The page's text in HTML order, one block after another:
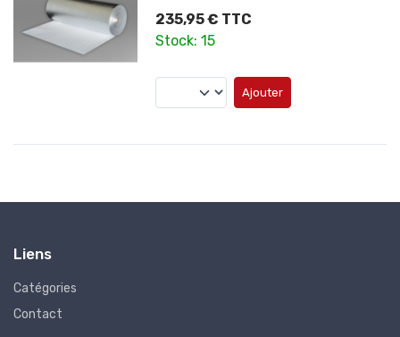
235,95 € TTC
Stock: 15
Ajouter
Liens
Catégories
Contact